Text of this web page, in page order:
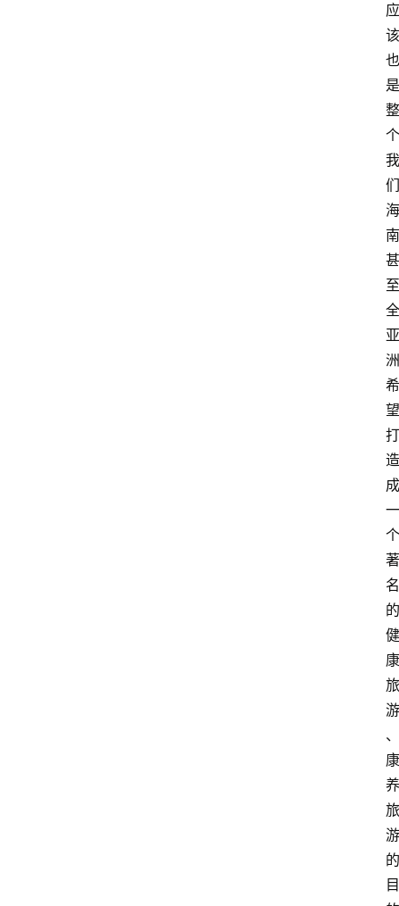
应
该
也
是
整
个
我
们
海
南
甚
至
全
亚
洲
希
望
打
造
成
一
个
著
名
的
健
康
旅
游
、
康
养
旅
游
的
目